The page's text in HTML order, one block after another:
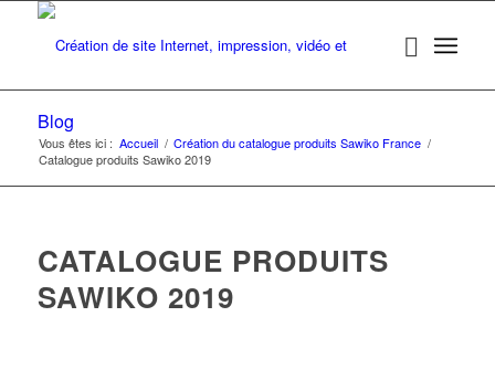
Blog
Vous êtes ici : Accueil / Création du catalogue produits Sawiko France /
Catalogue produits Sawiko 2019
CATALOGUE PRODUITS
SAWIKO 2019